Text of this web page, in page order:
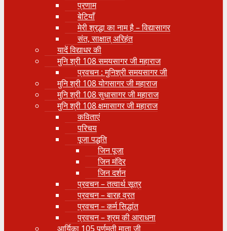
प्रणाम
बेटियाँ
मेरी श्रद्धा का नाम है – विद्यासागर
संत, साक्षात् अरिहंत
यादें विद्याधर की
मुनि श्री 108 समयसागर जी महाराज
प्रवचन : मुनिश्री समयसागर जी
मुनि श्री 108 योगसागर जी महाराज
मुनि श्री 108 सुधासागर जी महाराज
मुनि श्री 108 क्षमासागर जी महाराज
कविताएं
परिचय
पूजा पद्धति
जिन पूजा
जिन मंदिर
जिन दर्शन
प्रवचन – तत्वार्थ सूत्र
प्रवचन – बारह व्रत
प्रवचन – कर्म सिद्धांत
प्रवचन – श्रम की आराधना
आर्यिका 105 पूर्णमती माता जी